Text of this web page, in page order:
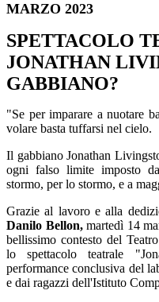
MARZO 2023
SPETTACOLO
JONATHAN
GABBIANO?
"Se per imparare a nuotare
volare basta tuffarsi nel cielo.
Il gabbiano Jonathan
ogni falso limite imposto
stormo, per lo stormo, e a
Grazie al lavoro e alla
Danilo Bellon,martedì 14
bellissimo contesto del
lo spettacolo teatrale
performance conclusiva del
e dai ragazzi dell'Istituto